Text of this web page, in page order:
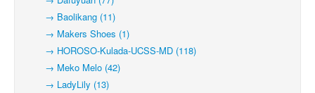
→ Baolikang (11)
→ Makers Shoes (1)
→ HOROSO-Kulada-UCSS-MD (118)
→ Meko Melo (42)
→ LadyLily (13)